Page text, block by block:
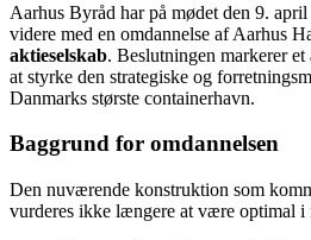
Aarhus Byråd har på mødet den 9.
videre med en omdannelse af Aarhus
aktieselskab. Beslutningen markerer
at styrke den strategiske og
Danmarks største containerhavn.
Baggrund for omdannelsen
Den nuværende konstruktion som
vurderes ikke længere at være optimal i